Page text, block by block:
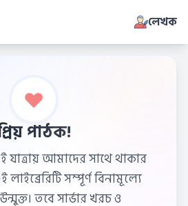
লেখক
পাঠক!
যাত্রায় আমাদের সাথে থাকার
সম্পূর্ণ বিনামূল্যে
তবে সার্ভার খরচ ও